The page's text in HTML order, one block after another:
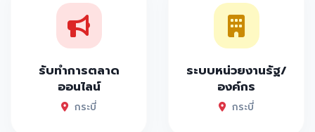
รับทำการตลาด
ออนไลน์
กระบี่
ระบบหน่วยงานรัฐ/
องค์กร
กระบี่